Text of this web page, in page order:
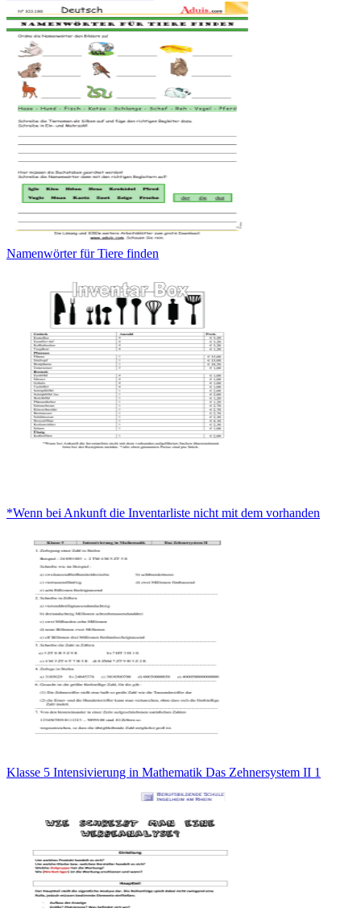
Namenwörter für Tiere finden
*Wenn bei Ankunft die Inventarliste nicht mit dem vorhanden
Klasse 5 Intensivierung in Mathematik Das Zehnersystem II 1